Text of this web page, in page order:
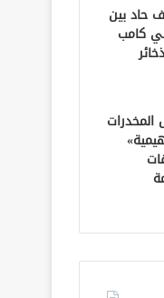
حاد بين
كامب
المخدرات